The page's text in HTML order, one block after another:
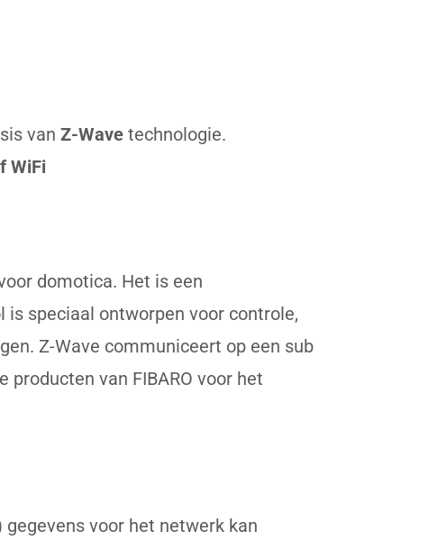
van Z-Wave technologie.
WiFi
domotica. Het is een
speciaal ontworpen voor controle,
Z-Wave communiceert op een sub
producten van FIBARO voor het
voor het netwerk kan